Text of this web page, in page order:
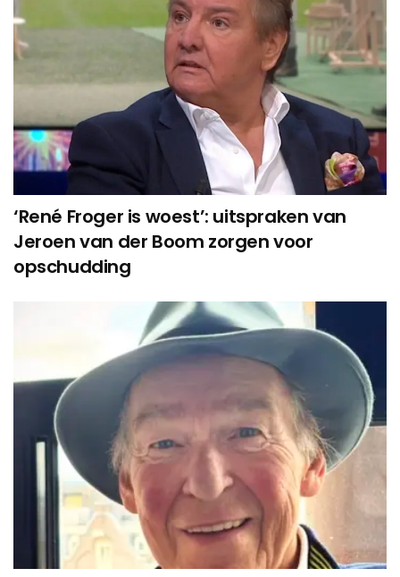
‘René Froger is woest’: uitspraken van
Jeroen van der Boom zorgen voor
opschudding